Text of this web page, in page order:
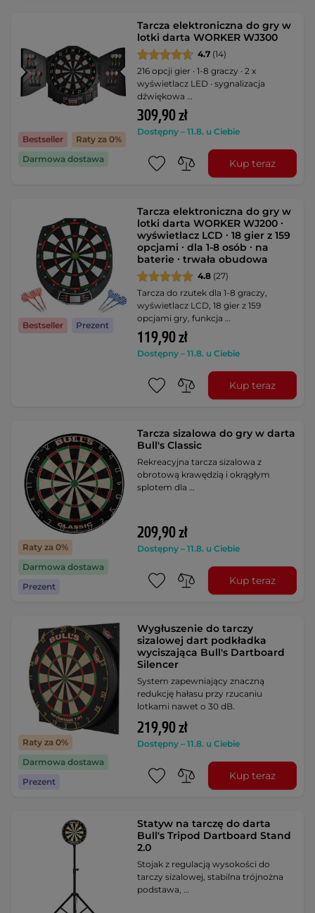
Bestseller
Raty za 0%
Darmowa dostawa
Tarcza elektroniczna do gry w
lotki darta WORKER WJ300
4.7 (14)
216 opcji gier ∙ 1-8 graczy ∙ 2 x
wyświetlacz LED ∙ sygnalizacja
dźwiękowa …
309,90 zł
Dostępny – 11.8. u Ciebie
Kup teraz
Bestseller Prezent
Tarcza elektroniczna do gry w
lotki darta WORKER WJ200 ∙
wyświetlacz LCD ∙ 18 gier z 159
opcjami ∙ dla 1-8 osób ∙ na
baterie ∙ trwała obudowa
4.8 (27)
Tarcza do rzutek dla 1-8 graczy,
wyświetlacz LCD, 18 gier z 159
opcjami gry, funkcja …
119,90 zł
Dostępny – 11.8. u Ciebie
Kup teraz
Raty za 0%
Darmowa dostawa
Prezent
Tarcza sizalowa do gry w darta
Bull's Classic
Rekreacyjna tarcza sizalowa z
obrotową krawędzią i okrągłym
splotem dla …
209,90 zł
Dostępny – 11.8. u Ciebie
Kup teraz
Raty za 0%
Darmowa dostawa
Prezent
Wygłuszenie do tarczy
sizalowej dart podkładka
wyciszająca Bull's Dartboard
Silencer
System zapewniający znaczną
redukcję hałasu przy rzucaniu
lotkami nawet o 30 dB.
219,90 zł
Dostępny – 11.8. u Ciebie
Kup teraz
Statyw na tarczę do darta
Bull's Tripod Dartboard Stand
2.0
Stojak z regulacją wysokości do
tarczy sizalowej, stabilna trójnożna
podstawa, …